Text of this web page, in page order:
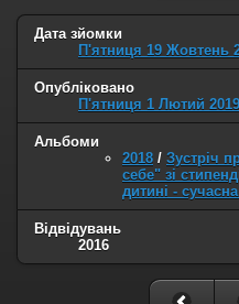
Дата зйомки
П'ятниця 19 Жовтень
Опубліковано
П'ятниця 1 Лютий 2019
Альбоми
2018 / Зустріч
себе" зі
дитині -
Відвідувань
2016